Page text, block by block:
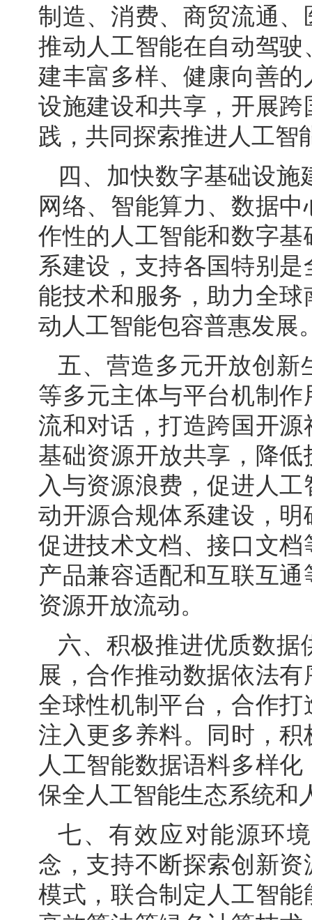
制造、消费、商贸流通
推动人工智能在自动驾
建丰富多样、健康向善
设施建设和共享，开展
践，共同探索推进人工智
四、加快数字基础设
网络、智能算力、数据
作性的人工智能和数字
系建设，支持各国特别
能技术和服务，助力全
动人工智能包容普惠发展
五、营造多元开放创
等多元主体与平台机制
流和对话，打造跨国开
基础资源开放共享，降
入与资源浪费，促进人
动开源合规体系建设，
促进技术文档、接口文
产品兼容适配和互联互
资源开放流动。
六、积极推进优质数
展，合作推动数据依法
全球性机制平台，合作
注入更多养料。同时，
人工智能数据语料多样
保全人工智能生态系统和
七、有效应对能源环
念，支持不断探索创新
模式，联合制定人工智